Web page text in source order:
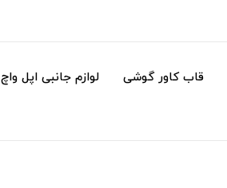
قاب کاور گوشی لوازم جانبی اپل واچ